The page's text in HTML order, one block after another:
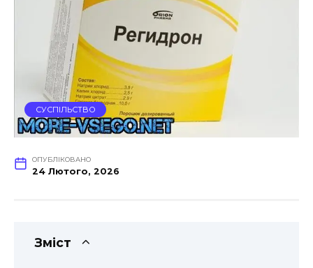
СУСПІЛЬСТВО
ОПУБЛІКОВАНО
24 Лютого, 2026
Зміст